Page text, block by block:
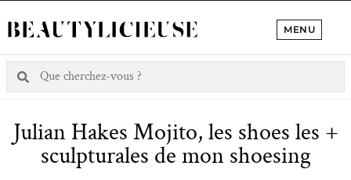
MENU
Julian Hakes Mojito, les shoes les +
sculpturales de mon shoesing